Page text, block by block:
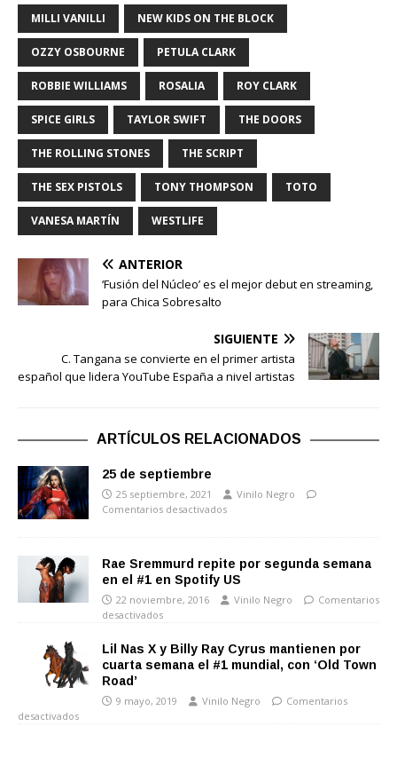
MILLI VANILLI NEW KIDS ON THE BLOCK
OZZY OSBOURNE PETULA CLARK
ROBBIE WILLIAMS ROSALIA ROY CLARK
SPICE GIRLS TAYLOR SWIFT THE DOORS
THE ROLLING STONES THE SCRIPT
THE SEX PISTOLS TONY THOMPSON TOTO
VANESA MARTÍN WESTLIFE
ANTERIOR
‘Fusión del Núcleo’ es el mejor debut en streaming,
para Chica Sobresalto
SIGUIENTE
C. Tangana se convierte en el primer artista
español que lidera YouTube España a nivel artistas
ARTÍCULOS RELACIONADOS
25 de septiembre
25 septiembre, 2021
Vinilo Negro
Comentarios desactivados
Rae Sremmurd repite por segunda semana
en el #1 en Spotify US
22 noviembre, 2016 Vinilo Negro
Comentarios
desactivados
Lil Nas X y Billy Ray Cyrus mantienen por
cuarta semana el #1 mundial, con ‘Old Town
Road’
9 mayo, 2019 Vinilo Negro
Comentarios
desactivados